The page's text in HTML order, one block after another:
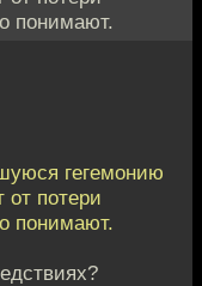
понимают.
гегемонию
от потери
понимают.